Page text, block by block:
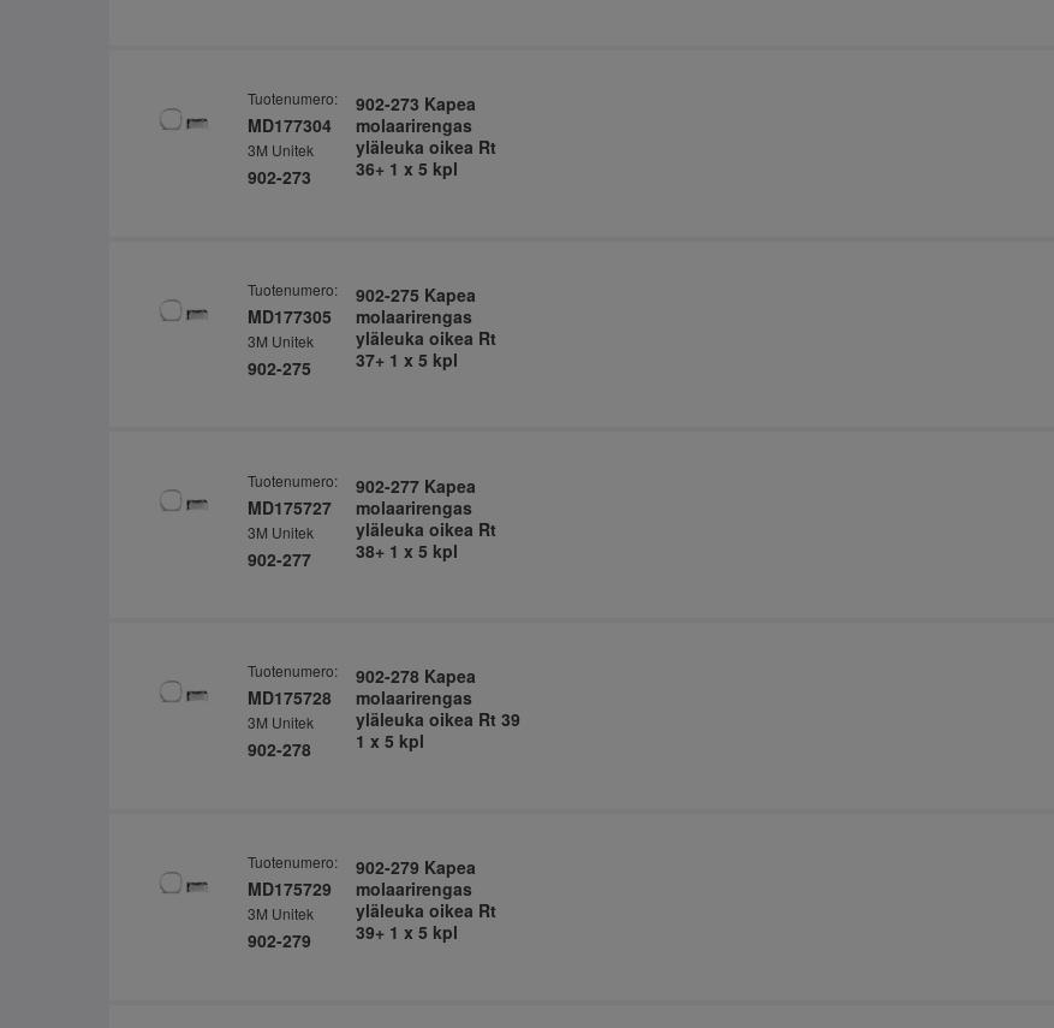
Tuotenumero:
MD177304
3M Unitek
902-273
902-273 Kapea
molaarirengas
yläleuka oikea Rt
36+ 1 x 5 kpl
Tuotenumero:
MD177305
3M Unitek
902-275
902-275 Kapea
molaarirengas
yläleuka oikea Rt
37+ 1 x 5 kpl
Tuotenumero:
MD175727
3M Unitek
902-277
902-277 Kapea
molaarirengas
yläleuka oikea Rt
38+ 1 x 5 kpl
Tuotenumero:
MD175728
3M Unitek
902-278
902-278 Kapea
molaarirengas
yläleuka oikea Rt 39
1 x 5 kpl
Tuotenumero:
MD175729
3M Unitek
902-279
902-279 Kapea
molaarirengas
yläleuka oikea Rt
39+ 1 x 5 kpl